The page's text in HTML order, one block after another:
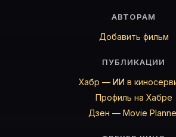
АВТОРАМ
Добавить фильм
ПУБЛИКАЦИИ
Хабр — ИИ в
Профиль на Хабре
Дзен — Movie